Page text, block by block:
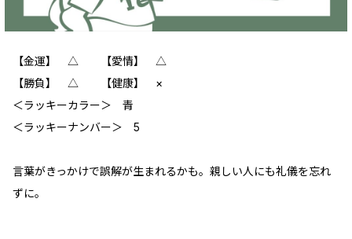
【金運】 △ 【愛情】 △
【勝負】 △ 【健康】 ×
＜ラッキーカラー＞ 青
＜ラッキーナンバー＞ 5
言葉がきっかけで誤解が生まれるかも。親しい人にも礼儀を忘れ
ずに。